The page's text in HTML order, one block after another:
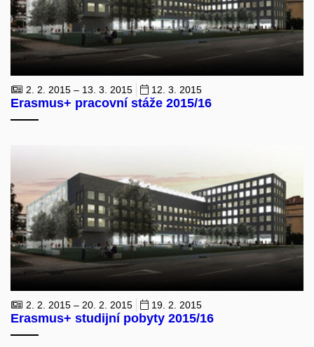
2. 2. 2015 – 13. 3. 2015 12. 3. 2015
Erasmus+ pracovní stáže 2015/16
2. 2. 2015 – 20. 2. 2015 19. 2. 2015
Erasmus+ studijní pobyty 2015/16